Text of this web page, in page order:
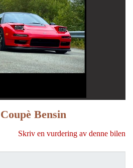
Bensin
Skriv en vurdering av denne bilen